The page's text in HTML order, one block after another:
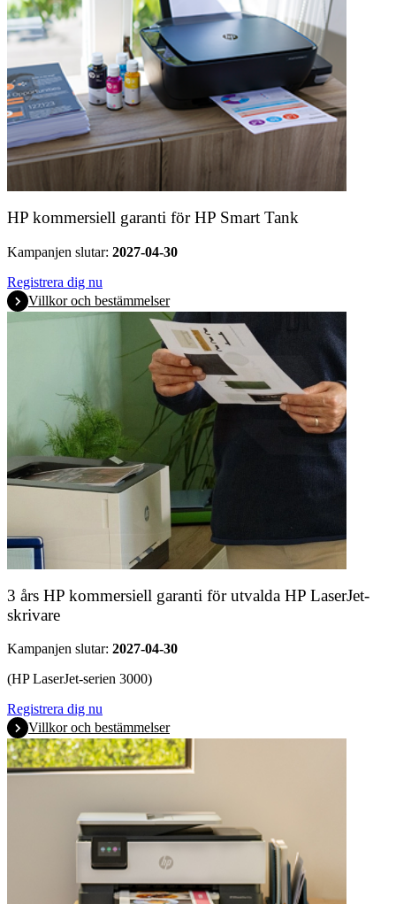
HP kommersiell garanti för HP Smart Tank
Kampanjen slutar: 2027-04-30
Registrera dig nu
Villkor och bestämmelser
3 års HP kommersiell garanti för utvalda HP LaserJet-
skrivare
Kampanjen slutar: 2027-04-30
(HP LaserJet-serien 3000)
Registrera dig nu
Villkor och bestämmelser